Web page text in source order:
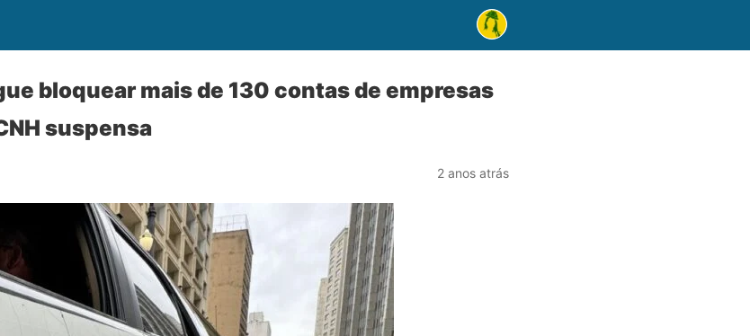
bloquear mais de 130 contas de empresas
suspensa
2 anos atrás